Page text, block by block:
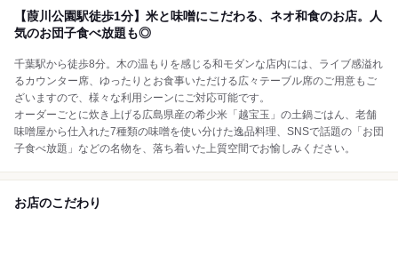
【葭川公園駅徒歩1分】米と味噌にこだわる、ネオ和食のお店。人
気のお団子食べ放題も◎
千葉駅から徒歩8分。木の温もりを感じる和モダンな店内には、ライブ感溢れ
るカウンター席、ゆったりとお食事いただける広々テーブル席のご用意もご
ざいますので、様々な利用シーンにご対応可能です。
オーダーごとに炊き上げる広島県産の希少米「越宝玉」の土鍋ごはん、老舗
味噌屋から仕入れた7種類の味噌を使い分けた逸品料理、SNSで話題の「お団
子食べ放題」などの名物を、落ち着いた上質空間でお愉しみください。
お店のこだわり